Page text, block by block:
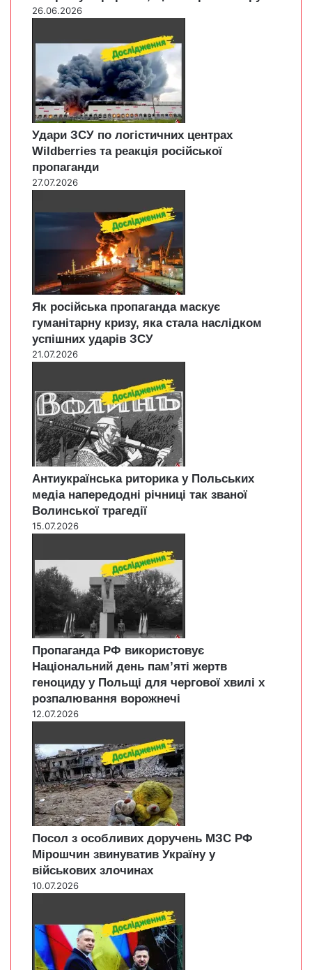
26.06.2026
Удари ЗСУ по логістичних центрах
Wildberries та реакція російської
пропаганди
27.07.2026
Як російська пропаганда маскує
гуманітарну кризу, яка стала наслідком
успішних ударів ЗСУ
21.07.2026
Антиукраїнська риторика у Польських
медіа напередодні річниці так званої
Волинської трагедії
15.07.2026
Пропаганда РФ використовує
Національний день пам’яті жертв
геноциду у Польщі для чергової хвилі х
розпалювання ворожнечі
12.07.2026
Посол з особливих доручень МЗС РФ
Мірошчин звинуватив Україну у
військових злочинах
10.07.2026